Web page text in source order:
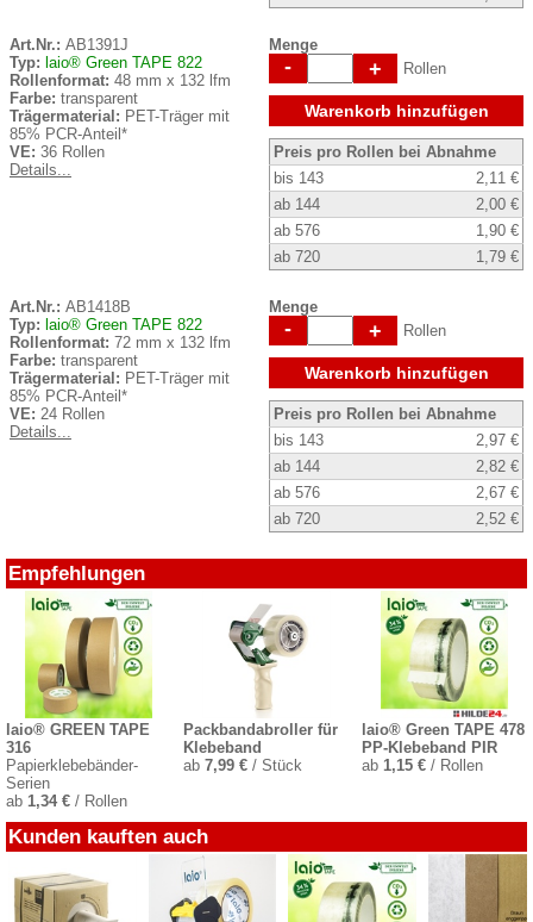
Art.Nr.: AB1391J
Typ: laio® Green TAPE 822
Rollenformat: 48 mm x 132 lfm
Farbe: transparent
Trägermaterial: PET-Träger mit
85% PCR-Anteil*
VE: 36 Rollen
Details...
Menge
- + Rollen
Warenkorb hinzufügen
Preis pro Rollen bei Abnahme
bis 143
2,11 €
ab 144
2,00 €
ab 576
1,90 €
ab 720
1,79 €
Art.Nr.: AB1418B
Typ: laio® Green TAPE 822
Rollenformat: 72 mm x 132 lfm
Farbe: transparent
Trägermaterial: PET-Träger mit
85% PCR-Anteil*
VE: 24 Rollen
Details...
Menge
- + Rollen
Warenkorb hinzufügen
Preis pro Rollen bei Abnahme
bis 143
2,97 €
ab 144
2,82 €
ab 576
2,67 €
ab 720
2,52 €
Empfehlungen
laio® GREEN TAPE
316
Papierklebebänder-
Serien
ab 1,34 € / Rollen
Packbandabroller für
Klebeband
ab7,99 € / Stück
laio® Green TAPE 478
PP-Klebeband PIR
ab 1,15 €/ Rollen
Kunden kauften auch